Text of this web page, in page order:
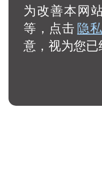
为改善本网
等，点击隐
意，视为您